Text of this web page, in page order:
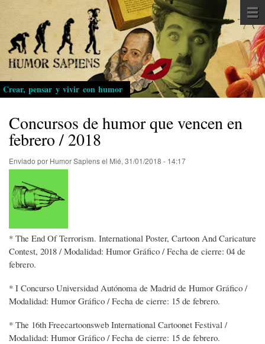
Pasar
al
contenido
principal
Crear, pensar y vivir con humor
Concursos de humor que vencen en
febrero / 2018
Enviado por Humor Sapiensel Mié, 31/01/2018 - 14:17
* The End Of Terrorism. International Poster, Cartoon And Caricature
Contest, 2018 / Modalidad: Humor Gráfico / Fecha de cierre: 04 de
febrero.
* I Concurso Universidad Autónoma de Madrid de Humor Gráfico /
Modalidad: Humor Gráfico / Fecha de cierre: 15 de febrero.
* The 16th Freecartoonsweb International Cartoonet Festival /
Modalidad: Humor Gráfico / Fecha de cierre: 15 de febrero.